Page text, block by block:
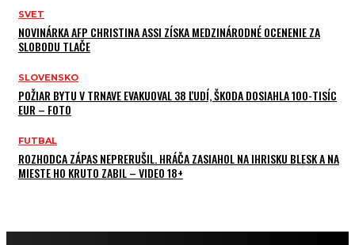
SVET
NOVINÁRKA AFP CHRISTINA ASSI ZÍSKA MEDZINÁRODNÉ OCENENIE ZA
SLOBODU TLAČE
SLOVENSKO
POŽIAR BYTU V TRNAVE EVAKUOVAL 38 ĽUDÍ, ŠKODA DOSIAHLA 100-TISÍC
EUR – FOTO
FUTBAL
ROZHODCA ZÁPAS NEPRERUŠIL. HRÁČA ZASIAHOL NA IHRISKU BLESK A NA
MIESTE HO KRUTO ZABIL – VIDEO 18+